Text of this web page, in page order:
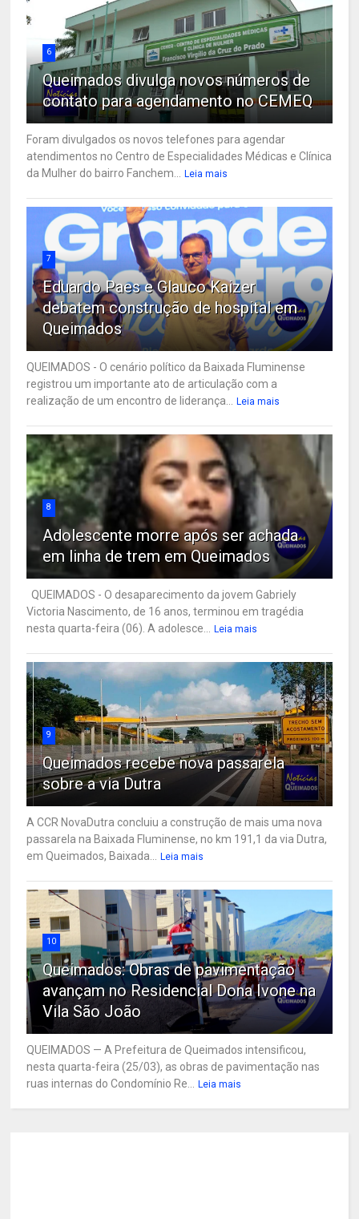
6
Queimados divulga novos números de
contato para agendamento no CEMEQ
Foram divulgados os novos telefones para agendar
atendimentos no Centro de Especialidades Médicas e Clínica
da Mulher do bairro Fanchem...
Leia mais
7
Eduardo Paes e Glauco Kaizer
debatem construção de hospital em
Queimados
QUEIMADOS - O cenário político da Baixada Fluminense
registrou um importante ato de articulação com a
realização de um encontro de liderança...
Leia mais
8
Adolescente morre após ser achada
em linha de trem em Queimados
QUEIMADOS - O desaparecimento da jovem Gabriely
Victoria Nascimento, de 16 anos, terminou em tragédia
nesta quarta-feira (06). A adolesce...
Leia mais
9
Queimados recebe nova passarela
sobre a via Dutra
A CCR NovaDutra concluiu a construção de mais uma nova
passarela na Baixada Fluminense, no km 191,1 da via Dutra,
em Queimados, Baixada...
Leia mais
10
Queimados: Obras de pavimentação
avançam no Residencial Dona Ivone na
Vila São João
QUEIMADOS — A Prefeitura de Queimados intensificou,
nesta quarta-feira (25/03), as obras de pavimentação nas
ruas internas do Condomínio Re...
Leia mais